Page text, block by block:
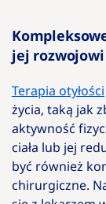
jej rozwojowi
Terapia otyłości
życia, taką jak
aktywność
ciała lub jej
być również
chirurgiczne.